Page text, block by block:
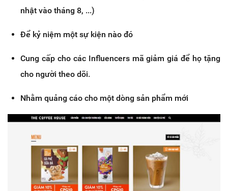
nhật vào tháng 8, ...)
Để kỷ niệm một sự kiện nào đó
Cung cấp cho các Influencers mã giảm giá để họ tặng
cho người theo dõi.
Nhằm quảng cáo cho một dòng sản phẩm mới